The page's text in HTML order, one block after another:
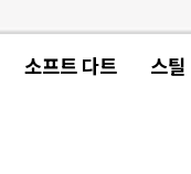
소프트 다트 스틸